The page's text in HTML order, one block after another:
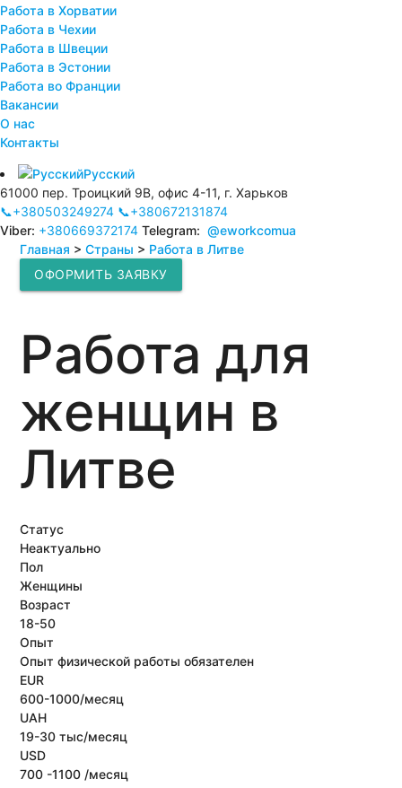
Работа в Хорватии
Работа в Чехии
Работа в Швеции
Работа в Эстонии
Работа во Франции
Вакансии
О нас
Контакты
Русский
61000 пер. Троицкий 9В, офис 4-11, г. Харьков
📞+380503249274 📞+380672131874
Viber: +380669372174 Telegram: @eworkcomua
Главная >Страны > Работа в Литве
ОФОРМИТЬ ЗАЯВКУ
Работа для
женщин в
Литве
Статус
Неактуально
Пол
Женщины
Возраст
18-50
Опыт
Опыт физической работы обязателен
EUR
600-1000/месяц
UAH
19-30 тыс/месяц
USD
700 -1100 /месяц